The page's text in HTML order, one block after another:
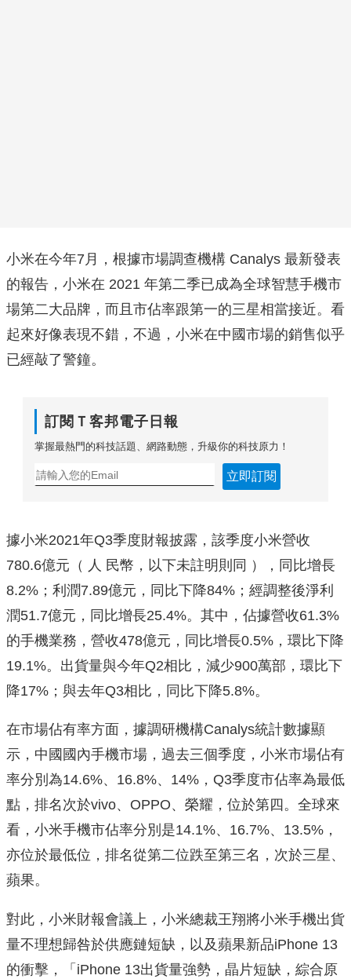
小米在今年7月，根據市場調查機構 Canalys 最新發表
的報告，小米在 2021 年第二季已成為全球智慧手機市
場第二大品牌，而且市佔率跟第一的三星相當接近。看
起來好像表現不錯，不過，小米在中國市場的銷售似乎
已經敲了警鐘。
訂閱Ｔ客邦電子日報
掌握最熱門的科技話題、網路動態，升級你的科技原力！
立即訂閱
據小米2021年Q3季度財報披露，該季度小米營收
780.6億元（ 人 民幣，以下未註明則同 ），同比增長
8.2%；利潤7.89億元，同比下降84%；經調整後淨利
潤51.7億元，同比增長25.4%。其中，佔據營收61.3%
的手機業務，營收478億元，同比增長0.5%，環比下降
19.1%。出貨量與今年Q2相比，減少900萬部，環比下
降17%；與去年Q3相比，同比下降5.8%。
在市場佔有率方面，據調研機構Canalys統計數據顯
示，中國國內手機市場，過去三個季度，小米市場佔有
率分別為14.6%、16.8%、14%，Q3季度市佔率為最低
點，排名次於vivo、OPPO、榮耀，位於第四。全球來
看，小米手機市佔率分別是14.1%、16.7%、13.5%，
亦位於最低位，排名從第二位跌至第三名，次於三星、
蘋果。
對此，小米財報會議上，小米總裁王翔將小米手機出貨
量不理想歸咎於供應鏈短缺，以及蘋果新品iPhone 13
的衝擊，「iPhone 13出貨量強勢，晶片短缺，綜合原